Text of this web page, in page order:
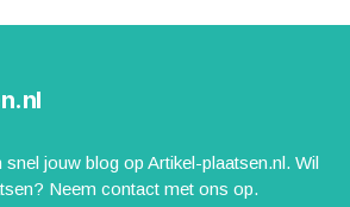
jouw blog op Artikel-plaatsen.nl. Wil
Neem contact met ons op.